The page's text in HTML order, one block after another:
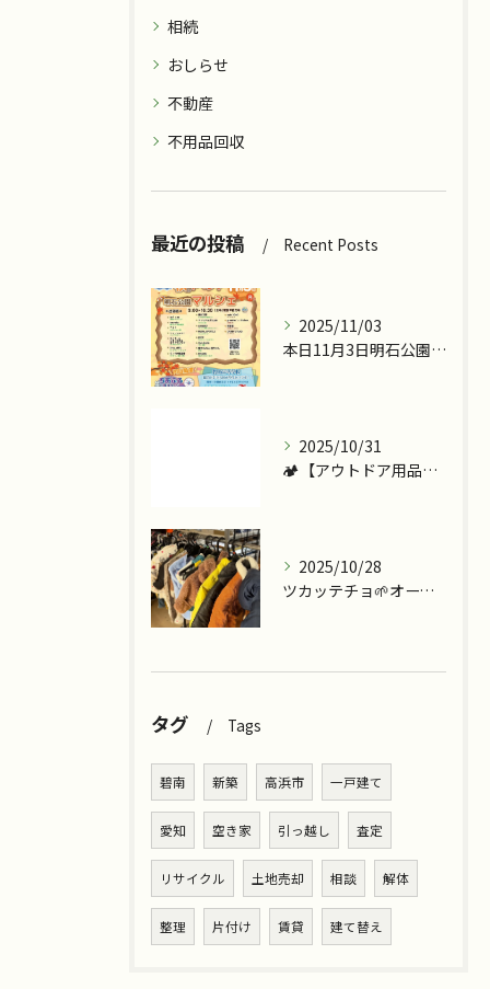
相続
おしらせ
不動産
不用品回収
最近の投稿 Recent Posts
2025/11/03
本日11月3日明石公園で『ツカッテチョ』&『モッテコリン』で...
2025/10/31
🏕️【アウトドア用品、今こそ見直しませんか？】
2025/10/28
ツカッテチョ🌱オープンまであと少し💪
タグ Tags
碧南 新築 高浜市 一戸建て
愛知 空き家 引っ越し 査定
リサイクル 土地売却 相談 解体
整理 片付け 賃貸 建て替え